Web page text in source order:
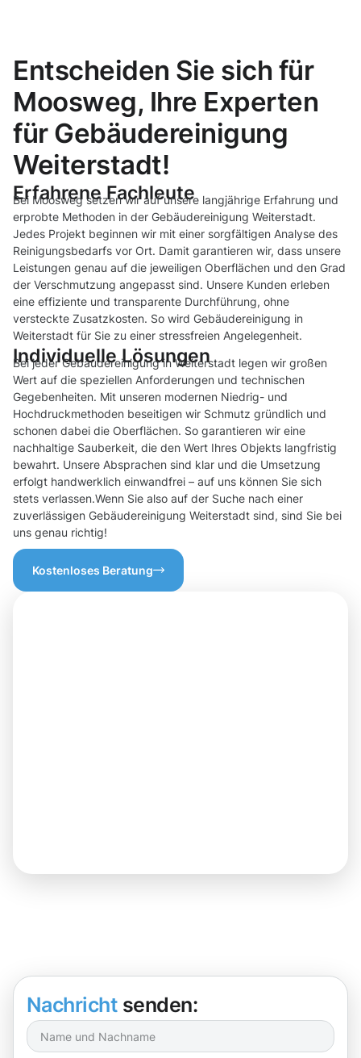
Entscheiden Sie sich für
Moosweg, Ihre Experten
für Gebäudereinigung
Weiterstadt!
Erfahrene Fachleute
Bei Moosweg setzen wir auf unsere langjährige Erfahrung und
erprobte Methoden in der Gebäudereinigung Weiterstadt.
Jedes Projekt beginnen wir mit einer sorgfältigen Analyse des
Reinigungsbedarfs vor Ort. Damit garantieren wir, dass unsere
Leistungen genau auf die jeweiligen Oberflächen und den Grad
der Verschmutzung angepasst sind. Unsere Kunden erleben
eine effiziente und transparente Durchführung, ohne
versteckte Zusatzkosten. So wird Gebäudereinigung in
Weiterstadt für Sie zu einer stressfreien Angelegenheit.
Individuelle Lösungen
Bei jeder Gebäudereinigung in Weiterstadt legen wir großen
Wert auf die speziellen Anforderungen und technischen
Gegebenheiten. Mit unseren modernen Niedrig- und
Hochdruckmethoden beseitigen wir Schmutz gründlich und
schonen dabei die Oberflächen. So garantieren wir eine
nachhaltige Sauberkeit, die den Wert Ihres Objekts langfristig
bewahrt. Unsere Absprachen sind klar und die Umsetzung
erfolgt handwerklich einwandfrei – auf uns können Sie sich
stets verlassen.Wenn Sie also auf der Suche nach einer
zuverlässigen Gebäudereinigung Weiterstadt sind, sind Sie bei
uns genau richtig!
Kostenloses Beratung
Nachricht senden: